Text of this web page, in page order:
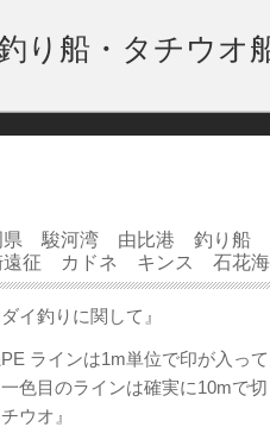
り船・タチウオ
県 駿河湾 由比港 釣り船
遠征 カドネ キンス 石花
ダイ釣りに関して』
ラインは1m単位で印が入っ
一色目のラインは確実に10mで
チウオ』